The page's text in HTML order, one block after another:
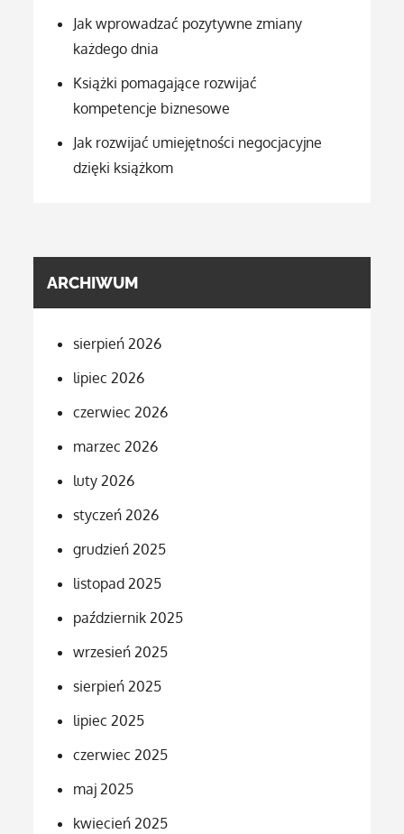
Jak wprowadzać pozytywne zmiany
każdego dnia
Książki pomagające rozwijać
kompetencje biznesowe
Jak rozwijać umiejętności negocjacyjne
dzięki książkom
ARCHIWUM
sierpień 2026
lipiec 2026
czerwiec 2026
marzec 2026
luty 2026
styczeń 2026
grudzień 2025
listopad 2025
październik 2025
wrzesień 2025
sierpień 2025
lipiec 2025
czerwiec 2025
maj 2025
kwiecień 2025